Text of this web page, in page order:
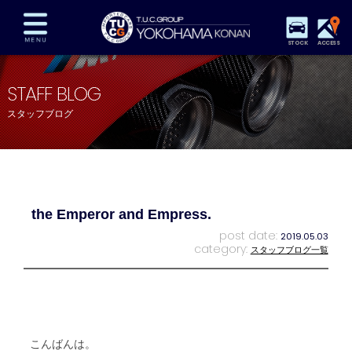
STOCK ACCESS
在庫車両情報 保証&サービス パーツリスト
TUCとは？ 店舗情報 アクセスマップ
全国納車 特別作業 注文販売
STAFF BLOG
スタッフブログ
the Emperor and Empress.
post date: 2019.05.03
category: スタッフブログ一覧
こんばんは。